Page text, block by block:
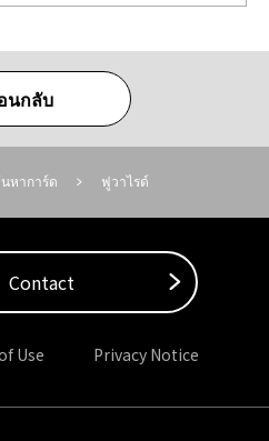
นกลับ
หาการ์ด ฟูวาไรด์
Contact
Use Privacy Notice